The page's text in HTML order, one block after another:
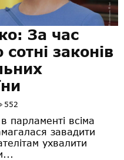
За час
законів
552
парламенті всіма
завадити
ухвалити